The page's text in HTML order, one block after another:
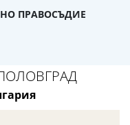
ПРАВОСЪДИЕ